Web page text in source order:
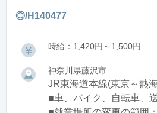
◎/H140477
時給：1,420円～1,500円
神奈川県藤沢市
JR東海道本線(東京～熱
■車、バイク、自転車、